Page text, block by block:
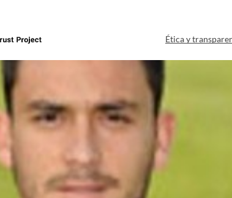
Ética y